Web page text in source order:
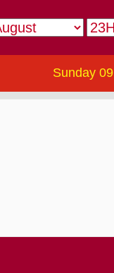
Sunday 09